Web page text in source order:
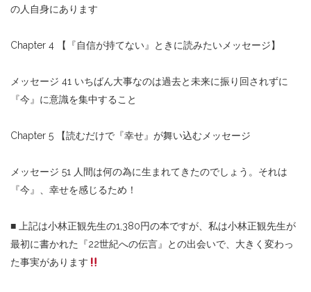
の人自身にあります
Chapter 4 【『自信が持てない』ときに読みたいメッセージ】
メッセージ 41 いちばん大事なのは過去と未来に振り回されずに
『今』に意識を集中すること
Chapter 5 【読むだけで『幸せ』が舞い込むメッセージ
メッセージ 51 人間は何の為に生まれてきたのでしょう。それは
『今』、幸せを感じるため！
■ 上記は小林正観先生の1,380円の本ですが、私は小林正観先生が
最初に書かれた『22世紀への伝言』との出会いで、大きく変わっ
た事実があります